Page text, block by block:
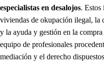
especialistas en desalojos. Estos
viviendas de okupación ilegal, la
y la ayuda y gestión en la
equipo de profesionales
mediación y el derecho